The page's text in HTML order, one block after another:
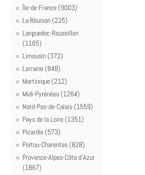
Île-de-France (9003)
La Réunion (225)
Languedoc-Roussillon
(1165)
Limousin (372)
Lorraine (848)
Martinique (212)
Midi-Pyrénées (1264)
Nord-Pas-de-Calais (1559)
Pays de la Loire (1351)
Picardie (573)
Poitou-Charentes (828)
Provence-Alpes-Côte d'Azur
(1867)